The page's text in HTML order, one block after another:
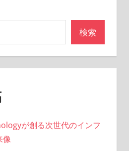
検索
が創る次世代のインフ
像